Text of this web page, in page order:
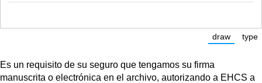
draw
(Switch to
type
Es un requisito de su seguro que tengamos su firma
manuscrita o electrónica en el archivo, autorizando a EHCS a